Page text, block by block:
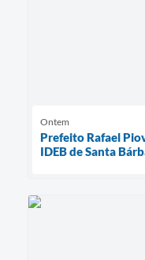
Ontem
Prefeito Rafael
IDEB de Santa